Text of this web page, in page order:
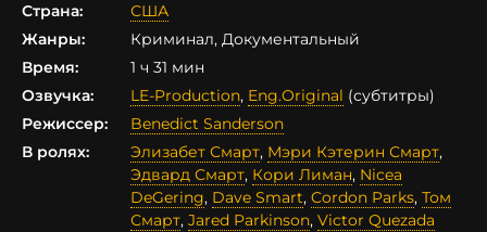
Страна:
США
Жанры:
Криминал, Документальный
Время:
1 ч 31 мин
Озвучка:
LE-Production, Eng.Original (субтитры)
Режиссер:
Benedict Sanderson
В ролях:
Элизабет Смарт, Мэри Кэтерин Смарт,
Эдвард Смарт, Кори Лиман, Nicea
DeGering, Dave Smart, Cordon Parks, Том
Смарт, Jared Parkinson, Victor Quezada